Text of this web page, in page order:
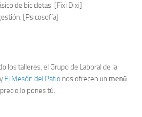
de bicicletas. [Fixi Dixi]
[Psicosofía]
los talleres, el Grupo de Laboral de la
y El Mesón del Patio nos ofrecen un menú
precio lo pones tú.